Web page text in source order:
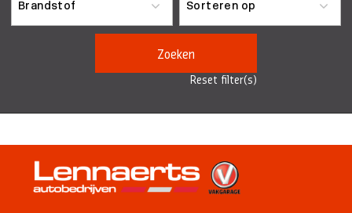
Zoeken
Reset filter(s)